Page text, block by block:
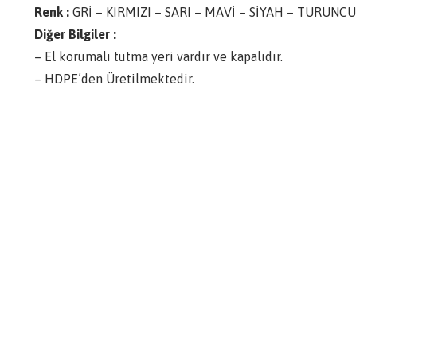
Renk : GRİ – KIRMIZI – SARI – MAVİ – SİYAH – TURUNCU
Diğer Bilgiler :
– El korumalı tutma yeri vardır ve kapalıdır.
– HDPE’den Üretilmektedir.